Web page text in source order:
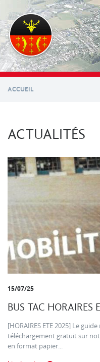
contenu
principal
ACCUEIL
ACTUALITÉS
15/07/25
BUS TAC HORAIRES
[HORAIRES ETE 2025] Le
téléchargement gratuit sur
en format papier...